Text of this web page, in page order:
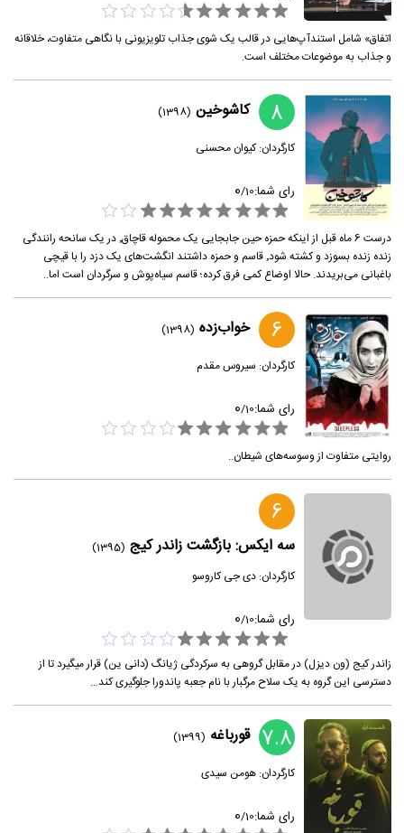
اتفاق» شامل استندآپ‌هایی در قالب یک شوی جذاب تلویزیونی با نگاهی متفاوت، خلاقانه
و جذاب به موضوعات مختلف است.
8 کاشوخین (1398)
کارگردان:کیوان محسنی
رای شما: 0/10
درست 6 ماه قبل از اینکه حمزه حین جابجایی یک محموله قاچاق٬ در یک سانحه رانندگی
زنده زنده بسوزد و کشته شود٬ قاسم و حمزه داشتند انگشت‌های یک دزد را با قیچی
باغبانی می‌بریدند. حالا اوضاع کمی فرق کرده؛ قاسم سیاه‌پوش و سرگردان است اما..
6 خواب‌زده (1398)
کارگردان: سیروس مقدم
رای شما: 0/10
روایتی متفاوت از وسوسه‌های شیطان..
6
سه ایکس: بازگشت زاندر کیج (1395)
کارگردان:دی جی کاروسو
رای شما: 0/10
زاندر کیج (ون دیزل) در مقابل گروهی به سرکردگی ژیانگ (دانی ین) قرار میگیرد تا از
دسترسی این گروه به یک سلاح مرگبار با نام جعبه پاندورا جلوگیری کند…
7.8 قورباغه (1399)
کارگردان:هومن سیدی
رای شما: 0/10